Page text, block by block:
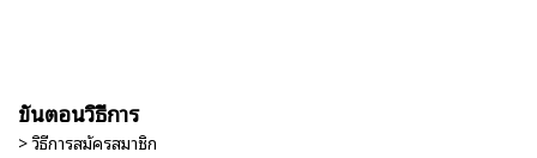
ขั้นตอนวิธีการ
> วิธีการสมัครสมาชิก